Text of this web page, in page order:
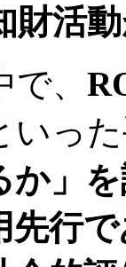
財活
、
いっ
か」
先行